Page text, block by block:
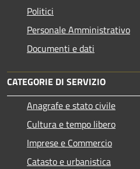
Politici
Personale Amministrativo
Documenti e dati
CATEGORIE DI SERVIZIO
Anagrafe e stato civile
Cultura e tempo libero
Imprese e Commercio
Catasto e urbanistica